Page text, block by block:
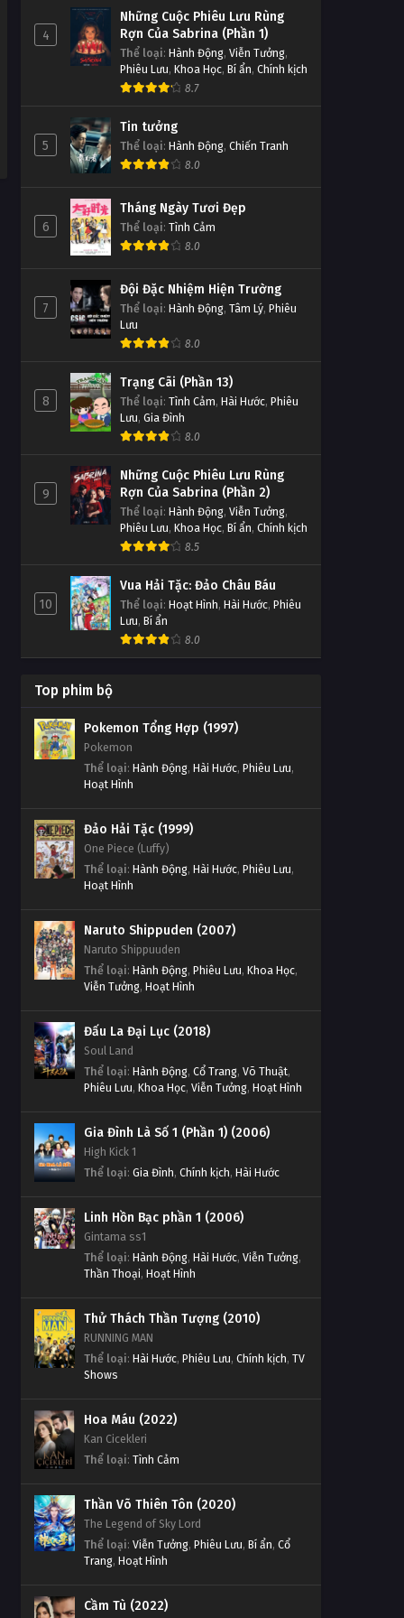
Tập Tập 249
Linh Hồn Bạc phần 1 Tập Tập
248
Linh Hồn Bạc phần 1 Tập Tập
247
Linh Hồn Bạc phần 1 Tập Tập
246
Linh Hồn Bạc phần 1 Tập Tập
245
Tập Tập 245
Linh Hồn Bạc phần 1 Tập Tập
244
Tập Tập 244
Linh Hồn Bạc phần 1 Tập Tập
243
Tập Tập 243
242
Tập Tập 242
Linh Hồn Bạc phần 1 Tập Tập
Linh Hồn Bạc phần 1 Tập Tập
240
Tập Tập 240
239
Tập Tập 239
Tập Tập 238
Linh Hồn Bạc phần 1 Tập Tập
Tập Tập 237
Linh Hồn Bạc phần 1 Tập Tập
236
Linh Hồn Bạc phần 1 Tập Tập
235
Linh Hồn Bạc phần 1 Tập Tập
234
Tập Tập 234
Linh Hồn Bạc phần 1 Tập Tập
233
Tập Tập 233
232
Tập Tập 232
231
Tập Tập 231
Linh Hồn Bạc phần 1 Tập Tập
Tập Tập 230
Tập Tập 253
Linh Hồn Bạc phần 1 Tập Tập
252
Linh Hồn Bạc phần 1 Tập Tập
251
Tập Tập 251
Linh Hồn Bạc phần 1 Tập Tập
Tập Tập 250
Linh Hồn Bạc phần 1 Tập Tập
249
Linh Hồn Bạc phần 1 Tập Tập
248
Linh Hồn Bạc phần 1 Tập Tập
247
Tập Tập 247
Linh Hồn Bạc phần 1 Tập Tập
246
Tập Tập 246
Linh Hồn Bạc phần 1 Tập Tập
Linh Hồn Bạc phần 1 Tập Tập
244
Tập Tập 244
Linh Hồn Bạc phần 1 Tập Tập
243
Tập Tập 243
242
Tập Tập 242
Linh Hồn Bạc phần 1 Tập Tập
Tập Tập 241
Linh Hồn Bạc phần 1 Tập Tập
240
Tập Tập 240
Linh Hồn Bạc phần 1 Tập Tập
238
Linh Hồn Bạc phần 1 Tập Tập
237
Linh Hồn Bạc phần 1 Tập Tập
236
Tập Tập 236
Linh Hồn Bạc phần 1 Tập Tập
235
Tập Tập 235
234
4
Những Cuộc Phiêu Lưu Rùng
Rợn Của Sabrina (Phần 1)
Thể loại: Hành Động, Viễn Tưởng,
Phiêu Lưu, Khoa Học, Bí ẩn, Chính kịch
8.7
5
Tin tưởng
Thể loại: Hành Động, Chiến Tranh
8.0
6
Tháng Ngày Tươi Đẹp
Thể loại: Tình Cảm
8.0
7
Đội Đặc Nhiệm Hiện Trường
Thể loại: Hành Động, Tâm Lý, Phiêu
Lưu
8.0
8
Trạng Cãi (Phần 13)
Thể loại: Tình Cảm, Hài Hước, Phiêu
Lưu, Gia Đình
8.0
9
Những Cuộc Phiêu Lưu Rùng
Rợn Của Sabrina (Phần 2)
Thể loại: Hành Động, Viễn Tưởng,
Phiêu Lưu, Khoa Học, Bí ẩn, Chính kịch
8.5
10
Vua Hải Tặc: Đảo Châu Báu
Thể loại: Hoạt Hình, Hài Hước, Phiêu
Lưu, Bí ẩn
8.0
Top phim bộ
Pokemon Tổng Hợp (1997)
Pokemon
Thể loại: Hành Động, Hài Hước, Phiêu Lưu,
Hoạt Hình
Đảo Hải Tặc (1999)
One Piece (Luffy)
Thể loại: Hành Động, Hài Hước, Phiêu Lưu,
Hoạt Hình
Naruto Shippuden (2007)
Naruto Shippuuden
Thể loại: Hành Động, Phiêu Lưu, Khoa Học,
Viễn Tưởng, Hoạt Hình
Đấu La Đại Lục (2018)
Soul Land
Thể loại: Hành Động, Cổ Trang, Võ Thuật,
Phiêu Lưu, Khoa Học, Viễn Tưởng, Hoạt Hình
Gia Đình Là Số 1 (Phần 1) (2006)
High Kick 1
Thể loại: Gia Đình, Chính kịch, Hài Hước
Linh Hồn Bạc phần 1 (2006)
Gintama ss1
Thể loại: Hành Động, Hài Hước, Viễn Tưởng,
Thần Thoại, Hoạt Hình
Thử Thách Thần Tượng (2010)
RUNNING MAN
Thể loại: Hài Hước, Phiêu Lưu, Chính kịch, TV
Shows
Hoa Máu (2022)
Kan Cicekleri
Thể loại: Tình Cảm
Thần Võ Thiên Tôn (2020)
The Legend of Sky Lord
Thể loại: Viễn Tưởng, Phiêu Lưu, Bí ẩn, Cổ
Trang, Hoạt Hình
Cầm Tù (2022)